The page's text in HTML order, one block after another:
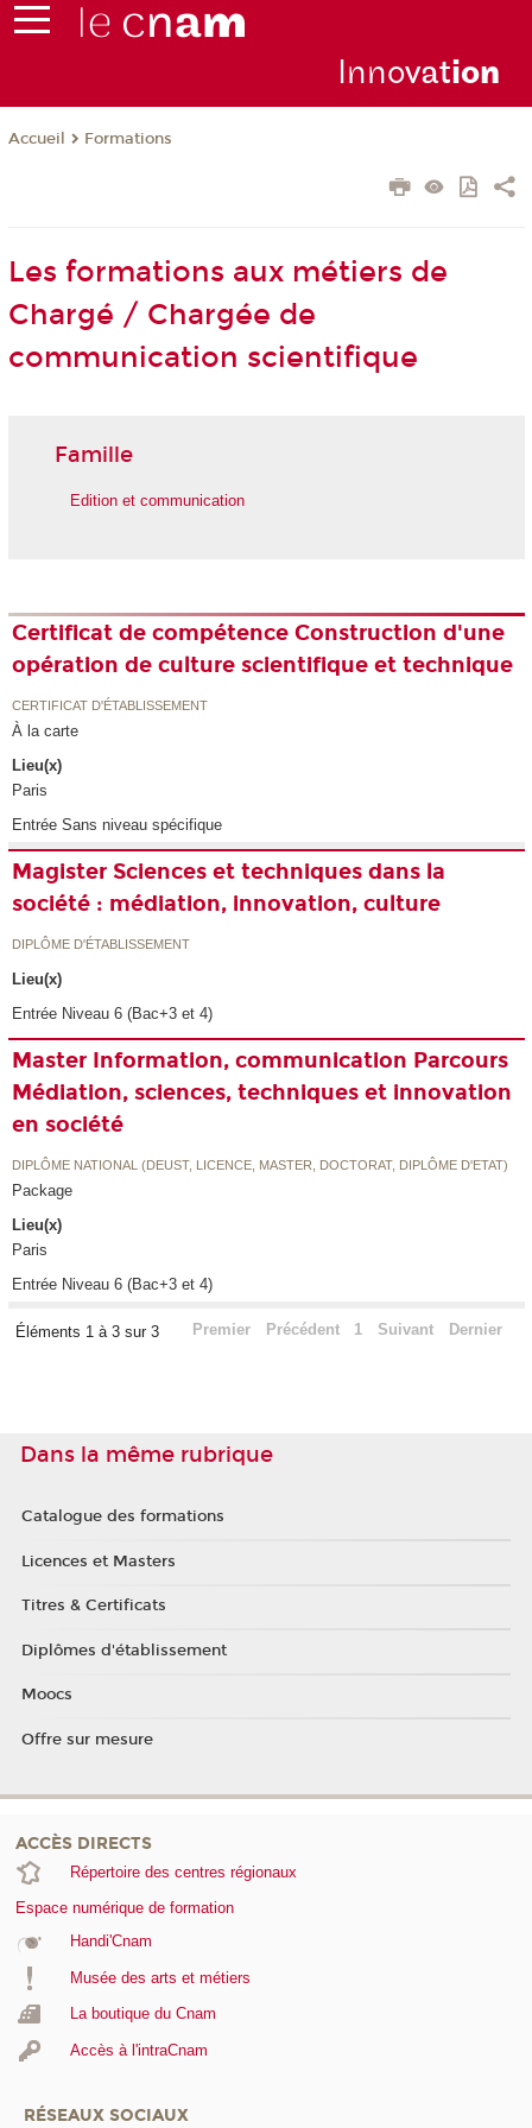
Innovation
Accueil Formations
Les formations aux métiers de
Chargé / Chargée de
communication scientifique
Famille
Edition et communication
Certificat de compétence Construction d'une
opération de culture scientifique et technique
CERTIFICAT D'ÉTABLISSEMENT
À la carte
Lieu(x)
Paris
Entrée Sans niveau spécifique
Magister Sciences et techniques dans la
société : médiation, innovation, culture
DIPLÔME D'ÉTABLISSEMENT
Lieu(x)
Entrée Niveau 6 (Bac+3 et 4)
Master Information, communication Parcours
Médiation, sciences, techniques et innovation
en société
DIPLÔME NATIONAL (DEUST, LICENCE, MASTER, DOCTORAT, DIPLÔME D'ETAT)
Package
Lieu(x)
Paris
Entrée Niveau 6 (Bac+3 et 4)
Éléments 1 à 3 sur 3 Premier Précédent 1 Suivant Dernier
Dans la même rubrique
Catalogue des formations
Licences et Masters
Titres & Certificats
Diplômes d'établissement
Moocs
Offre sur mesure
ACCÈS DIRECTS
Répertoire des centres régionaux
Espace numérique de formation
Handi'Cnam
Musée des arts et métiers
La boutique du Cnam
Accès à l'intraCnam
RÉSEAUX SOCIAUX